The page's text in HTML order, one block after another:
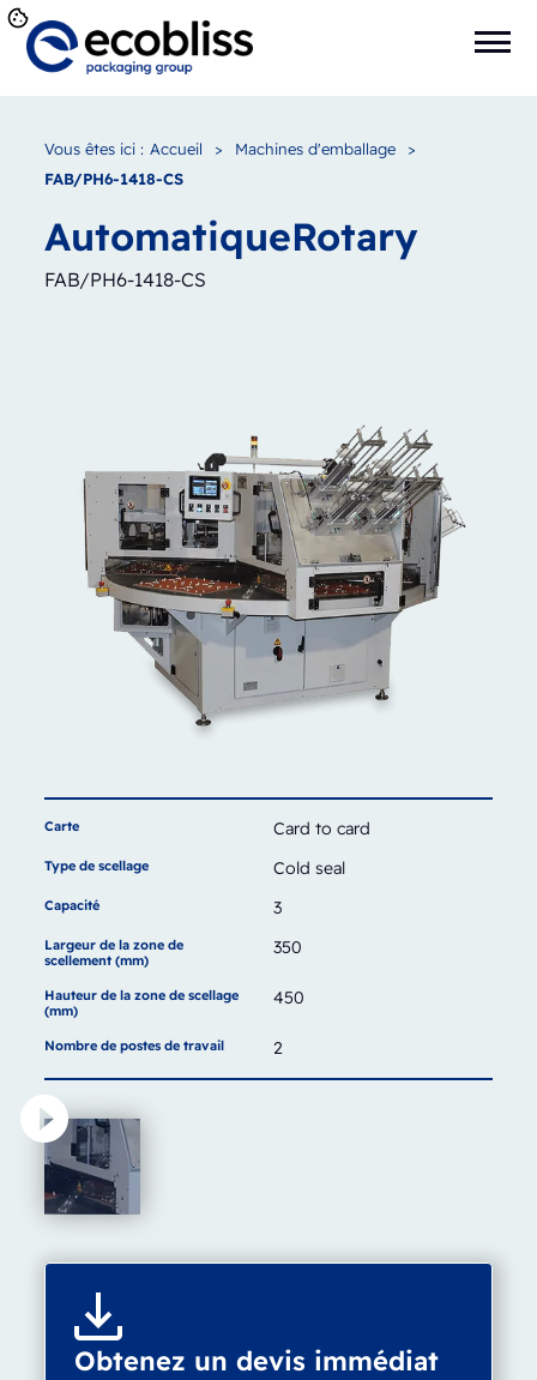
Vous êtes ici : Accueil > Machines d'emballage
>
FAB/PH6-1418-CS
AutomatiqueRotary
FAB/PH6-1418-CS
Carte Card to card
Type de scellage Cold seal
Capacité 3
Largeur de la zone de
scellement (mm)
350
Hauteur de la zone de scellage
(mm)
450
Nombre de postes de travail 2
Obtenez un devis immédiat